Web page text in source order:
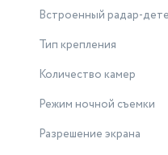
Встроенный радар-
Тип крепления
Количество камер
Режим ночной съемки
Разрешение экрана